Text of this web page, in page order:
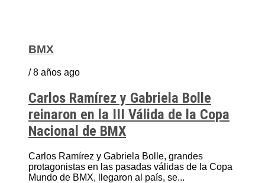
BMX
/ 8 años ago
Carlos Ramírez y Gabriela Bolle
reinaron en la III Válida de la Copa
Nacional de BMX
Carlos Ramírez y Gabriela Bolle, grandes
protagonistas en las pasadas válidas de la Copa
Mundo de BMX, llegaron al país, se...